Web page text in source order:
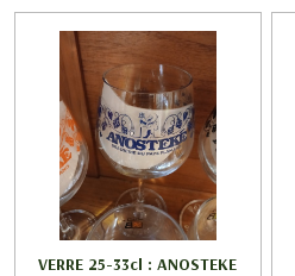
VERRE 25-33cl : ANOSTEKE